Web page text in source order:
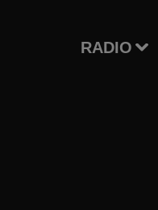
RADIO